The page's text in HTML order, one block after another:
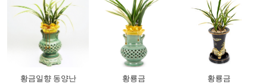
황금일향 동양난 황룡금 황룡금